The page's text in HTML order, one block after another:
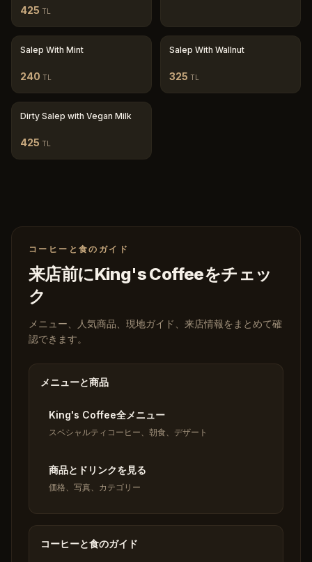
425 TL
Salep With Mint
240 TL
Salep With Wallnut
325 TL
Dirty Salep with Vegan Milk
425 TL
コーヒーと食のガイド
来店前にKing's Coffeeをチェッ
ク
メニュー、人気商品、現地ガイド、来店情報をまとめて確
認できます。
メニューと商品
King's Coffee全メニュー
スペシャルティコーヒー、朝食、デザート
商品とドリンクを見る
価格、写真、カテゴリー
コーヒーと食のガイド